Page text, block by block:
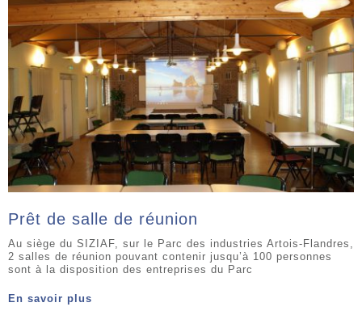
Prêt de salle de réunion
Au siège du SIZIAF, sur le Parc des industries Artois-Flandres,
2 salles de réunion pouvant contenir jusqu’à 100 personnes
sont à la disposition des entreprises du Parc
En savoir plus